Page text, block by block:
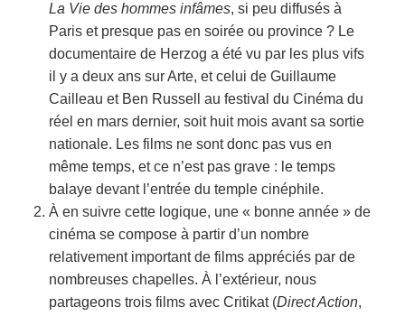
La Vie des hommes infâmes, si peu diffusés à
Paris et presque pas en soirée ou province ? Le
documentaire de Herzog a été vu par les plus vifs
il y a deux ans sur Arte, et celui de Guillaume
Cailleau et Ben Russell au festival du Cinéma du
réel en mars dernier, soit huit mois avant sa sortie
nationale. Les films ne sont donc pas vus en
même temps, et ce n’est pas grave : le temps
balaye devant l’entrée du temple cinéphile.
À en suivre cette logique, une « bonne année » de
cinéma se compose à partir d’un nombre
relativement important de films appréciés par de
nombreuses chapelles. À l’extérieur, nous
partageons trois films avecCritikat(Direct Action,